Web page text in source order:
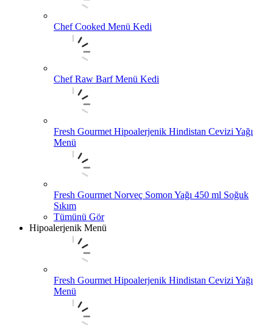
Chef Cooked Menü Kedi
Chef Raw Barf Menü Kedi
Fresh Gourmet Hipoalerjenik Hindistan Cevizi Yağı
Menü
Fresh Gourmet Norveç Somon Yağı 450 ml Soğuk
Sıkım
Tümünü Gör
Hipoalerjenik Menü
Fresh Gourmet Hipoalerjenik Hindistan Cevizi Yağı
Menü